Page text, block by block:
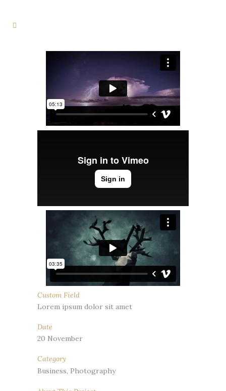
Custom Field
Lorem ipsum dolor sit amet
Date
20 November
Category
Business, Photography